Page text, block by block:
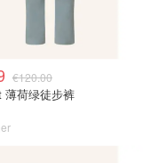
€120.00
薄荷绿徒步裤